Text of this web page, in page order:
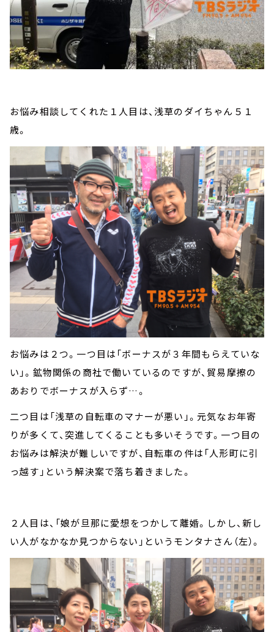
お悩み相談してくれた１人目は、浅草のダイちゃん５１
歳。
お悩みは２つ。一つ目は「ボーナスが３年間もらえていな
い」。鉱物関係の商社で働いているのですが、貿易摩擦の
あおりでボーナスが入らず…。
二つ目は「浅草の自転車のマナーが悪い」。元気なお年寄
りが多くて、突進してくることも多いそうです。一つ目の
お悩みは解決が難しいですが、自転車の件は「人形町に引
っ越す」という解決案で落ち着きました。
２人目は、「娘が旦那に愛想をつかして離婚。しかし、新し
い人がなかなか見つからない」というモンタナさん（左）。